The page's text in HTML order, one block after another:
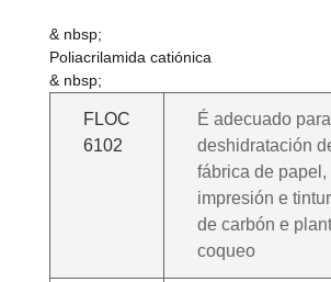
& nbsp;
Poliacrilamida catiónica
& nbsp;
FLOC
6102
É adecuado
deshidratación
fábrica de papel,
impresión e
de carbón e
coqueo